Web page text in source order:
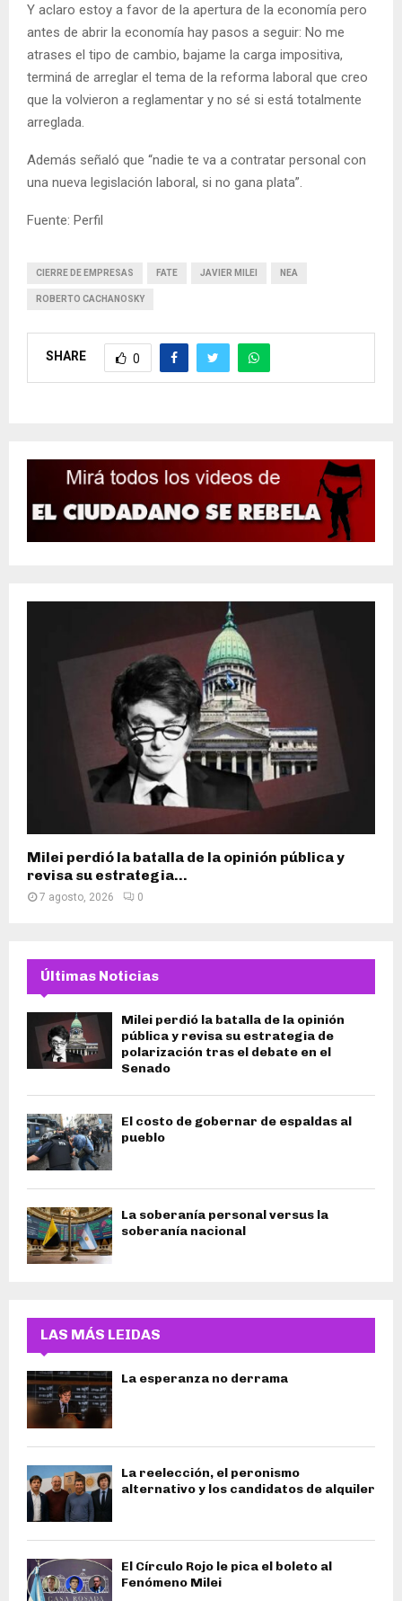
Y aclaro estoy a favor de la apertura de la economía pero
antes de abrir la economía hay pasos a seguir: No me
atrases el tipo de cambio, bajame la carga impositiva,
terminá de arreglar el tema de la reforma laboral que creo
que la volvieron a reglamentar y no sé si está totalmente
arreglada.
Además señaló que “nadie te va a contratar personal con
una nueva legislación laboral, si no gana plata”.
Fuente: Perfil
CIERRE DE EMPRESAS FATE JAVIER MILEI NEA
ROBERTO CACHANOSKY
SHARE 0
Milei perdió la batalla de la opinión pública y
revisa su estrategia...
7 agosto, 2026 0
Últimas Noticias
Milei perdió la batalla de la opinión
pública y revisa su estrategia de
polarización tras el debate en el
Senado
El costo de gobernar de espaldas al
pueblo
La soberanía personal versus la
soberanía nacional
LAS MÁS LEIDAS
La esperanza no derrama
La reelección, el peronismo
alternativo y los candidatos de alquiler
El Círculo Rojo le pica el boleto al
Fenómeno Milei